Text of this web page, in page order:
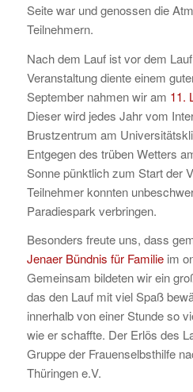
Seite war und genossen die
Teilnehmern.
Nach dem Lauf ist vor dem
Veranstaltung diente einem
September nahmen wir am 11.
Dieser wird jedes Jahr vom
Brustzentrum am
Entgegen des trüben Wetters
Sonne pünktlich zum Start der
Teilnehmer konnten
Paradiespark verbringen.
Besonders freute uns, dass
Jenaer Bündnis für Familieim
Gemeinsam bildeten wir ein
das den Lauf mit viel Spaß
innerhalb von einer Stunde so
wie er schaffte. Der Erlös des
Gruppe der Frauenselbsthilfe
Thüringen e.V.